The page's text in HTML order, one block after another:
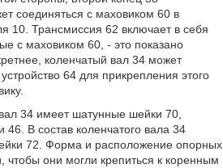
соединяться с маховиком 60 в
10. Трансмиссия 62 включает в себя
с маховиком 60, - это показано
коленчатый вал 34 может
64 для прикрепления этого
34 имеет шатунные шейки 70,
В состав коленчатого вала 34
72. Форма и расположение опорных
они могли крепиться к коренным